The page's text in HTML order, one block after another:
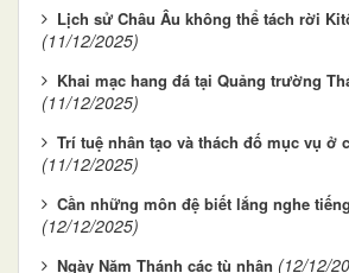
Lịch sử Châu Âu không thể tách rời
(11/12/2025)
Khai mạc hang đá tại Quảng trường
(11/12/2025)
Trí tuệ nhân tạo và thách đố mục vụ ở
(11/12/2025)
Cần những môn đệ biết lắng nghe
(12/12/2025)
Ngày Năm Thánh các tù nhân (12/12/